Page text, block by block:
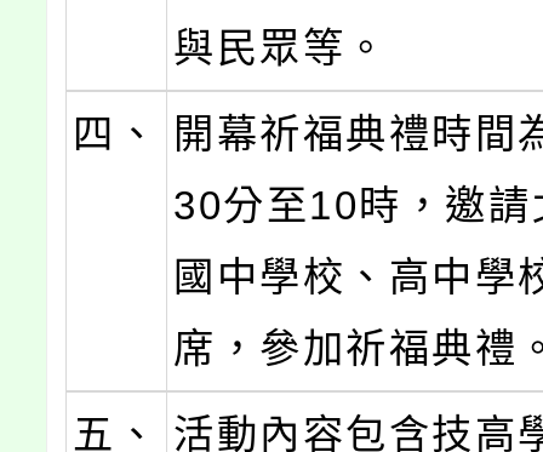
與民眾等。
四、
開幕祈福典禮時間
30分至10時，邀請
國中學校、高中學
席，參加祈福典禮
五、
活動內容包含技高